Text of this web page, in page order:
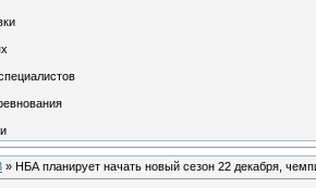
» НБА планирует начать новый сезон 22 декабря,